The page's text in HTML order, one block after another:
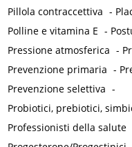
Pillola contraccettiva -
Polline e vitamina E -
Pressione atmosferica -
Prevenzione primaria -
Prevenzione selettiva -
Probiotici, prebiotici,
Professionisti della salute